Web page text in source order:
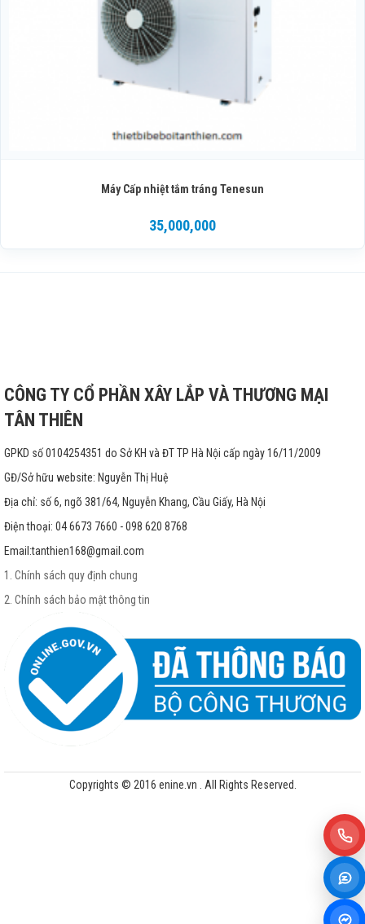
Máy Cấp nhiệt tắm tráng Tenesun
35,000,000
CÔNG TY CỔ PHẦN XÂY LẮP VÀ THƯƠNG MẠI
TÂN THIÊN
GPKD số 0104254351 do Sở KH và ĐT TP Hà Nội cấp ngày 16/11/2009
GĐ/Sở hữu website: Nguyễn Thị Huệ
Địa chỉ: số 6, ngõ 381/64, Nguyễn Khang, Cầu Giấy, Hà Nội
Điện thoại: 04 6673 7660 - 098 620 8768
Email:tanthien168@gmail.com
1. Chính sách quy định chung
2. Chính sách bảo mật thông tin
Copyrights © 2016 enine.vn . All Rights Reserved.